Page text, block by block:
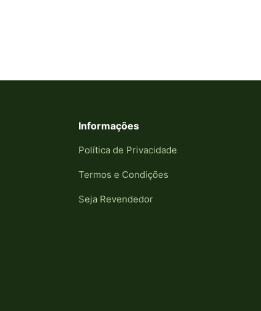
Informações
Política de Privacidade
Termos e Condições
Seja Revendedor